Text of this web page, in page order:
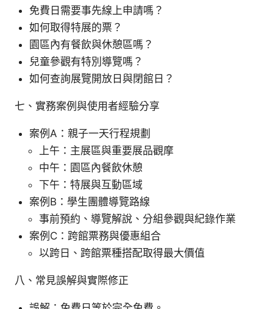
免費日需要事先線上申請嗎？
如何取得特展的票？
園區內有餐飲與休憩區嗎？
兒童參觀有特別導覽嗎？
如何查詢展覽開放日與閉館日？
七、實務案例與使用者經驗分享
案例A：親子一天行程規劃
上午：主展區與重要展品觀摩
中午：園區內餐飲休憩
下午：特展與互動區域
案例B：學生團體導覽路線
事前預約、導覽解說、分組參觀與紀錄作業
案例C：跨館票務與優惠組合
以跨日、跨館票種搭配取得最大價值
八、常見誤解與實際修正